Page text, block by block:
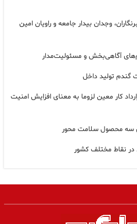
وجدان بیدار جامعه و راویان امین
آگاهی‌بخش و مسئولیت‌مدار
گندم تولید داخل
کار معین لزوما به معنای افزایش امنیت
سه محصول سلامت محور
نقاط مختلف کشور